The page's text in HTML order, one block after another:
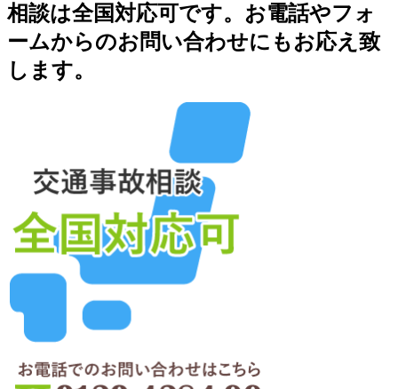
相談は全国対応可です。お電話やフォ
ームからのお問い合わせにもお応え致
します。